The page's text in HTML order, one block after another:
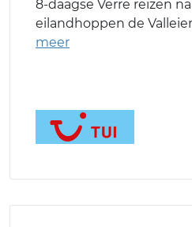
8-daagse Verre reizen
eilandhoppen de